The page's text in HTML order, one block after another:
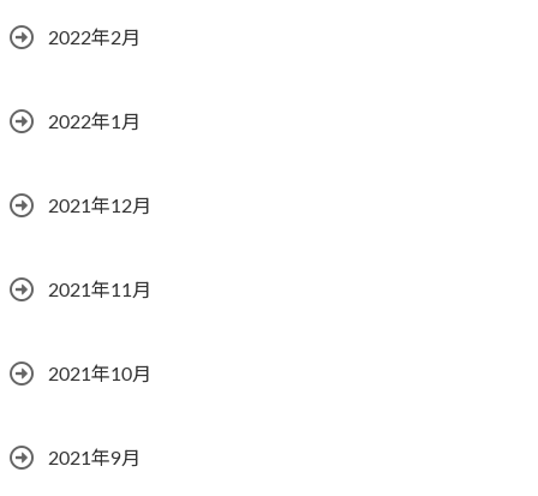
2022年2月
2022年1月
2021年12月
2021年11月
2021年10月
2021年9月